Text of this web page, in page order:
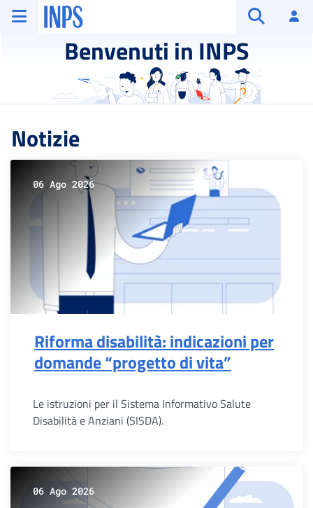
Vai al menu principale
Vai al contenuto principale
Vai al pie' di pagina
INPS ()
Benvenuti in INPS
Notizie
06 Ago 2026
Riforma disabilità: indicazioni per
domande “progetto di vita”
Le istruzioni per il Sistema Informativo Salute
Disabilità e Anziani (SISDA).
06 Ago 2026